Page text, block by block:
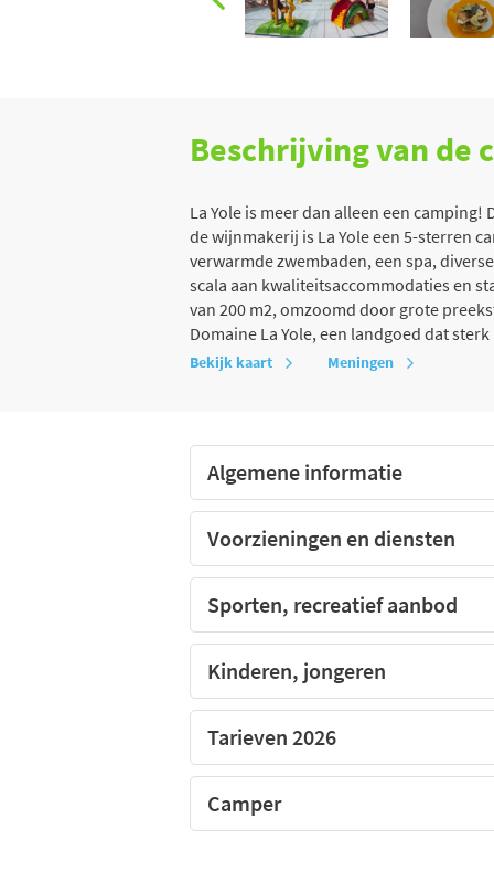
Beschrijving van de
La Yole is meer dan alleen een
de wijnmakerij is La Yole een 5-sterren
verwarmde zwembaden, een spa,
scala aan kwaliteitsaccommodaties en
van 200 m2, omzoomd door grote
Domaine La Yole, een landgoed dat
Bekijk kaart Meningen
Algemene informatie
Voorzieningen en diensten
Sporten, recreatief aanbod
Kinderen, jongeren
Tarieven 2026
Camper